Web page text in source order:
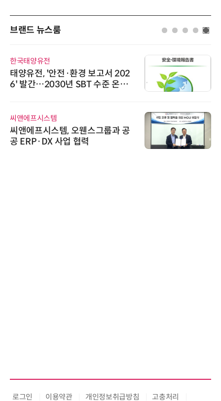
브랜드 뉴스룸
서 202
온실
룹과 공
슈퍼솔루션
슈퍼솔루션, 2026 Next-
ooling Summit 성황리 성
로옴세미컨덕터코리아
로옴, 발진 출력 4배 높인 2
라헤르츠파 발진 디바이스
로그인 이용약관 개인정보취급방침 고충처리